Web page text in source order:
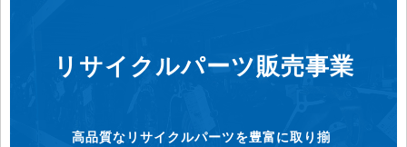
リサイクルパーツ販売事業
高品質なリサイクルパーツを豊富に取り揃